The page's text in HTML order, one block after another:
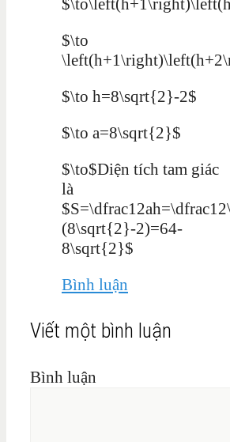
$\to
$\to h=8\sqrt{2}-2$
$\to a=8\sqrt{2}$
$\to$Diện tích tam giác
là
(8\sqrt{2}-2)=64-
8\sqrt{2}$
Bình luận
Viết một bình luận
Bình luận